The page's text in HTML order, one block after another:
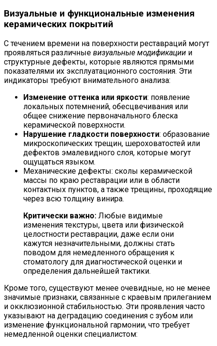
Визуальные и функциональные изменения
керамических покрытий
С течением времени на поверхности реставраций могут
проявляться различные визуальные модификации и
структурные дефекты, которые являются прямыми
показателями их эксплуатационного состояния. Эти
индикаторы требуют внимательного анализа:
Изменение оттенка или яркости: появление
локальных потемнений, обесцвечивания или
общее снижение первоначального блеска
керамической поверхности.
Нарушение гладкости поверхности: образование
микроскопических трещин, шероховатостей или
дефектов эмалевидного слоя, которые могут
ощущаться языком.
Механические дефекты: сколы керамической
массы по краю реставрации или в области
контактных пунктов, а также трещины, проходящие
через всю толщину винира.
Критически важно: Любые видимые
изменения текстуры, цвета или физической
целостности реставрации, даже если они
кажутся незначительными, должны стать
поводом для немедленного обращения к
стоматологу для диагностической оценки и
определения дальнейшей тактики.
Кроме того, существуют менее очевидные, но не менее
значимые признаки, связанные с краевым прилеганием
и окклюзионной стабильностью. Эти проявления часто
указывают на деградацию соединения с зубом или
изменение функциональной гармонии, что требует
немедленной оценки специалистом: